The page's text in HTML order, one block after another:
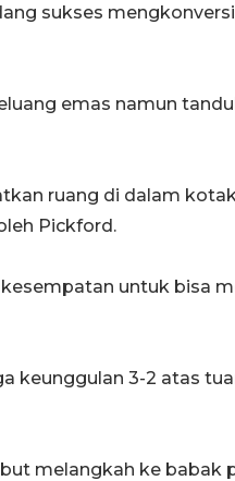
sukses
emas namun
ruang di dalam
Pickford.
untuk bisa
keunggulan 3-2 atas
melangkah ke babak
Pelepasan Tukik